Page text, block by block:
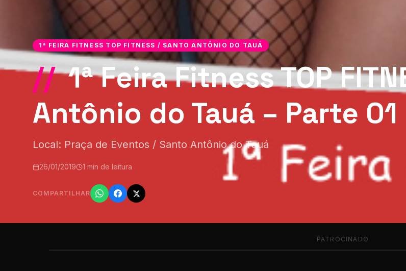
1ª FEIRA FITNESS TOP FITNESS / SANTO ANTÔNIO DO TAUÁ
//1ª Feira Fitness TOP
Antônio do Tauá – Parte 01
Local: Praça de Eventos / Santo Antônio do Tauá
26/01/2019 1 min de leitura
COMPARTILHAR
PATROCINADO